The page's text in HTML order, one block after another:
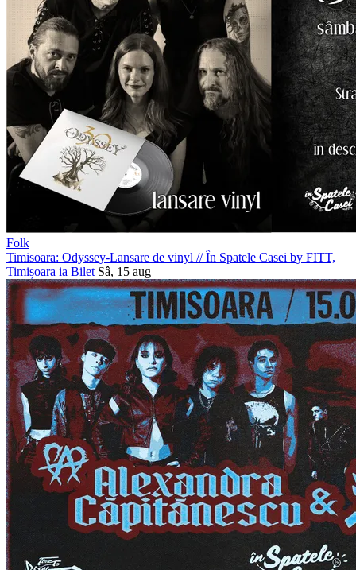
Folk
Timisoara: Odyssey-Lansare de vinyl //În Spatele Casei by FITT,
Timișoara ia Bilet Sâ, 15 aug